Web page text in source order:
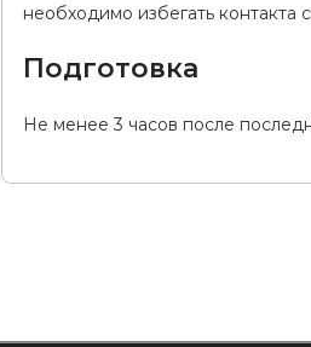
необходимо избегать
Подготовка
Не менее 3 часов после